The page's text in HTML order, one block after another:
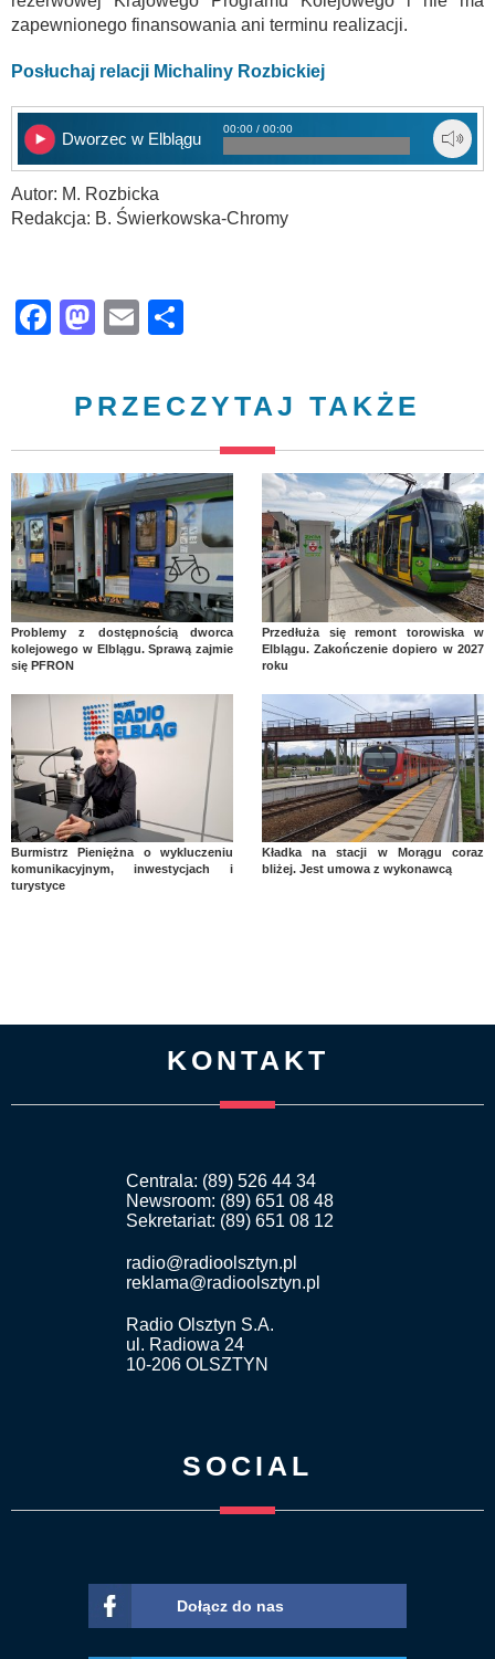
zapewnionego finansowania ani terminu realizacji.
Posłuchaj relacji Michaliny Rozbickiej
Dworzec w Elblągu
00:00 / 00:00
Autor: M. Rozbicka
Redakcja: B. Świerkowska-Chromy
Facebook
Mastodon
Email
PRZECZYTAJ TAKŻE
Problemy z dostępnością dworca
kolejowego w Elblągu. Sprawą zajmie
się PFRON
Przedłuża się remont torowiska w
Elblągu. Zakończenie dopiero w 2027
roku
Burmistrz Pieniężna o wykluczeniu
komunikacyjnym, inwestycjach i
turystyce
Kładka na stacji w Morągu coraz
bliżej. Jest umowa z wykonawcą
KONTAKT
Centrala: (89) 526 44 34
Newsroom: (89) 651 08 48
Sekretariat: (89) 651 08 12
radio@radioolsztyn.pl
reklama@radioolsztyn.pl
Radio Olsztyn S.A.
ul. Radiowa 24
10-206 OLSZTYN
SOCIAL
Dołącz do nas